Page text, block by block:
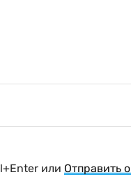
или Отправить